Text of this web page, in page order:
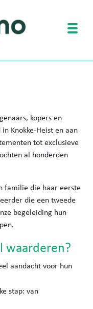
kopers en
Knokke-Heist en aan
tot exclusieve
al honderden
familie die haar eerste
die een tweede
begeleiding hun
waarderen?
aandacht voor hun
stap: van